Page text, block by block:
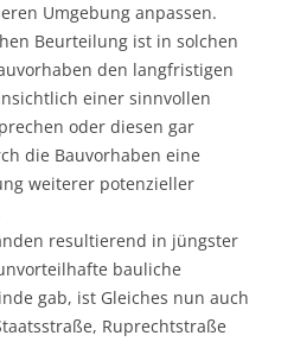
Umgebung anpassen.
Beurteilung ist in solchen
den langfristigen
einer sinnvollen
oder diesen gar
die Bauvorhaben eine
weiterer potenzieller
resultierend in jüngster
bauliche
gab, ist Gleiches nun auch
Ruprechtstraße